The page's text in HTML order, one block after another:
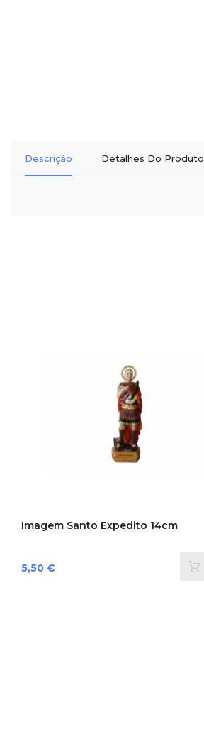
Descrição Detalhes Do Produto
Imagem Santo Expedito 14cm
Preço
5,50 €